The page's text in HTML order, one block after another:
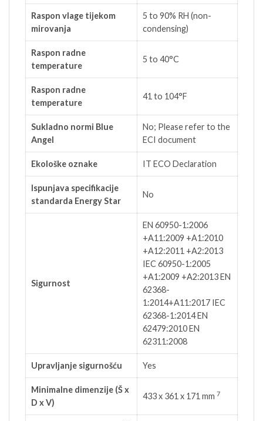
Raspon vlage tijekom
mirovanja
5 to 90% RH (non-
condensing)
Raspon radne
temperature
5 to 40°C
Raspon radne
temperature
41 to 104°F
Sukladno normi Blue
Angel
No; Please refer to the
ECI document
Ekološke oznake IT ECO Declaration
Ispunjava specifikacije
standarda Energy Star
No
Sigurnost
EN 60950-1:2006
+A11:2009 +A1:2010
+A12:2011 +A2:2013
IEC 60950-1:2005
+A1:2009 +A2:2013 EN
62368-
1:2014+A11:2017 IEC
62368-1:2014 EN
62479:2010 EN
62311:2008
Upravljanje sigurnošću Yes
Minimalne dimenzije (Š x
D x V)
433 x 361 x 171mm 7